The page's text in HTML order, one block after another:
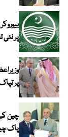
پر نئی
پر
چین
پاک